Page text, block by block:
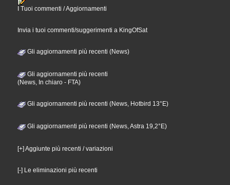
I Tuoi commenti / Aggiornamenti
Invia i tuoi commenti/suggerimenti a KingOfSat
Gli aggiornamenti più recenti (News)
Gli aggiornamenti più recenti
(News, In chiaro - FTA)
Gli aggiornamenti più recenti (News, Hotbird 13°E)
Gli aggiornamenti più recenti (News, Astra 19,2°E)
[+] Aggiunte più recenti / variazioni
[-] Le eliminazioni più recenti